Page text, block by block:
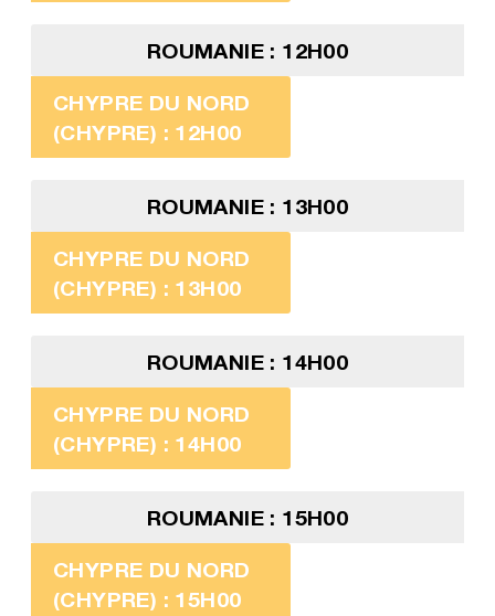
ROUMANIE : 12H00
CHYPRE DU NORD
(CHYPRE) : 12H00
ROUMANIE : 13H00
CHYPRE DU NORD
(CHYPRE) : 13H00
ROUMANIE : 14H00
CHYPRE DU NORD
(CHYPRE) : 14H00
ROUMANIE : 15H00
CHYPRE DU NORD
(CHYPRE) : 15H00